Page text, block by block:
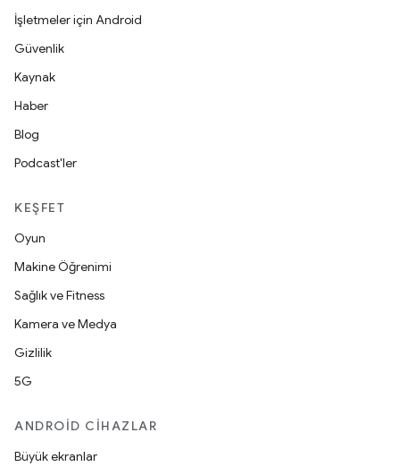
İşletmeler için Android
Güvenlik
Kaynak
Haber
Blog
Podcast'ler
KEŞFET
Oyun
Makine Öğrenimi
Sağlık ve Fitness
Kamera ve Medya
Gizlilik
5G
ANDROID CIHAZLAR
Büyük ekranlar